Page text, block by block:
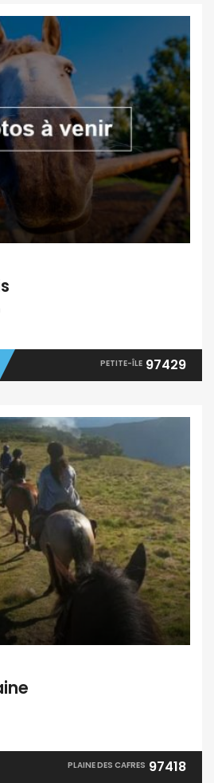
PETITE-ÎLE 97429
PLAINE DES CAFRES 97418